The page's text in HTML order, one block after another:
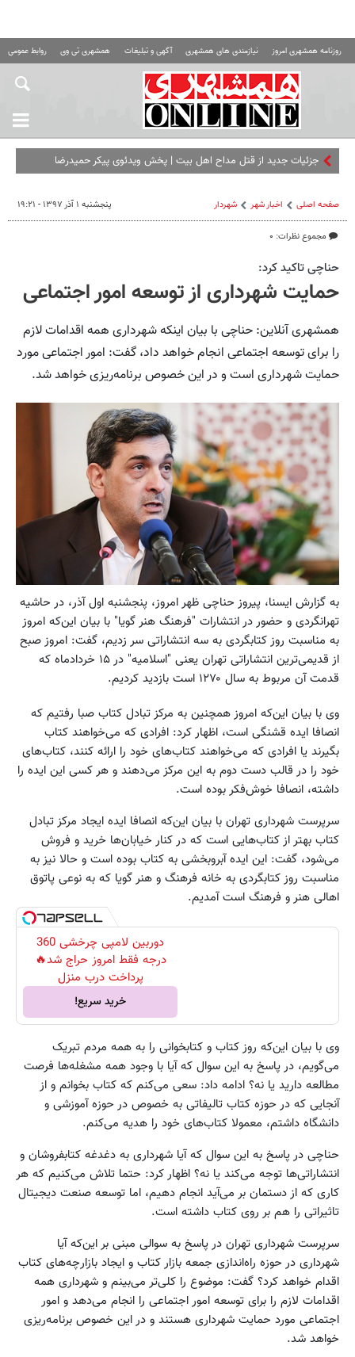
روزنامه همشهری امروز نیازمندی های همشهری آگهی و تبلیغات همشهری تی وی روابط عمومی
جزئیات جدید از قتل مداح اهل‌ بیت |‌ پخش ویدئوی پیکر حمیدرضا
صفحه اصلی اخبار شهر شهردار
مجموع نظرات: ۰
پنجشنبه ۱ آذر ۱۳۹۷ - ۱۹:۲۱
حناچی تاکید کرد:
حمایت شهرداری از توسعه امور اجتماعی
همشهری آنلاین: حناچی با بیان اینکه شهرداری همه اقدامات لازم
را برای توسعه اجتماعی انجام خواهد داد، گفت: امور اجتماعی مورد
حمایت شهرداری است و در این خصوص برنامه‌ریزی خواهد شد.
به گزارش ایسنا، پیروز حناچی ظهر امروز، پنجشنبه اول آذر، در حاشیه
تهرانگردی و حضور در انتشارات "فرهنگ هنر گویا" با بیان این‌که امروز
به مناسبت روز کتابگردی به سه انتشاراتی سر زدیم، گفت: امروز صبح
از قدیمی‌ترین انتشاراتی تهران یعنی "اسلامیه" در ۱۵ خردادماه که
قدمت آن مربوط به سال ۱۲۷۰ است بازدید کردیم.
وی با بیان این‌که امروز همچنین به مرکز تبادل کتاب صبا رفتیم که
انصافا ایده قشنگی است، اظهار کرد: افرادی که می‌خواهند کتاب
بگیرند یا افرادی که می‌خواهند کتاب‌های خود را ارائه کنند، کتاب‌های
خود را در قالب دست دوم به این مرکز می‌دهند و هر کسی این ایده را
داشته، انصافا خوش‌فکر بوده است.
سرپرست شهرداری تهران با بیان این‌که انصافا ایده ایجاد مرکز تبادل
کتاب بهتر از کتاب‌هایی است که در کنار خیابان‌ها خرید و فروش
می‌شود، گفت: این ایده آبروبخشی به کتاب بوده است و حالا نیز به
مناسبت روز کتابگردی به خانه فرهنگ و هنر گویا که به نوعی پاتوق
اهالی هنر و فرهنگ است آمدیم.
دوربین لامپی چرخشی 360
درجه فقط امروز حراج شد🔥
پرداخت درب منزل
خرید سریع!
وی با بیان این‌که روز کتاب و کتابخوانی را به همه مردم تبریک
می‌گویم، در پاسخ به این سوال که آیا با وجود همه مشغله‌ها فرصت
مطالعه دارید یا نه؟ ادامه داد: سعی می‌کنم که کتاب بخوانم و از
آنجایی که در حوزه کتاب تالیفاتی به خصوص در حوزه آموزشی و
دانشگاه داشتم، معمولا کتاب‌های خود را هدیه می‌کنم.
حناچی در پاسخ به این سوال که آیا شهرداری به دغدغه کتابفروشان و
انتشاراتی‌ها توجه می‌کند یا نه؟ اظهار کرد: حتما تلاش می‌کنیم که هر
کاری که از دستمان بر می‌آید انجام دهیم، اما توسعه صنعت دیجیتال
تاثیراتی را هم بر روی کتاب داشته است.
سرپرست شهرداری تهران در پاسخ به سوالی مبنی بر این‌که آیا
شهرداری در حوزه راه‌اندازی جمعه بازار کتاب و ایجاد بازارچه‌های کتاب
اقدام خواهد کرد؟ گفت: موضوع را کلی‌تر می‌بینم و شهرداری همه
اقدامات لازم را برای توسعه امور اجتماعی را انجام می‌دهد و امور
اجتماعی مورد حمایت شهرداری هستند و در این خصوص برنامه‌ریزی
خواهد شد.